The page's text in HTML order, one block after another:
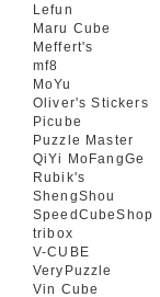
Lefun
Maru Cube
Meffert's
mf8
MoYu
Oliver's Stickers
Picube
Puzzle Master
QiYi MoFangGe
Rubik's
ShengShou
SpeedCubeShop
tribox
V-CUBE
VeryPuzzle
Vin Cube